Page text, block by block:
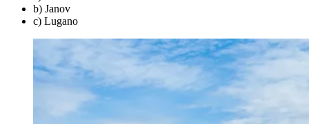
b) Janov
c) Lugano